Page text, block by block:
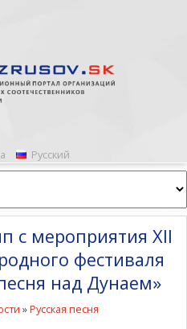
Русский
с мероприятия XII
фестиваля
над Дунаем»
»Русская песня